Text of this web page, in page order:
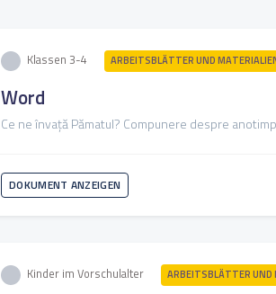
Klassen 3-4 ARBEITSBLÄTTER UND
Word
Ce ne învață Pămatul? Compunere despre
DOKUMENT ANZEIGEN
Kinder im Vorschulalter ARBEITSBLÄTTER UND